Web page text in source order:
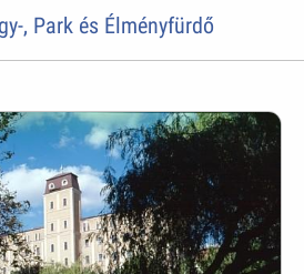
, Park és Élményfürdő